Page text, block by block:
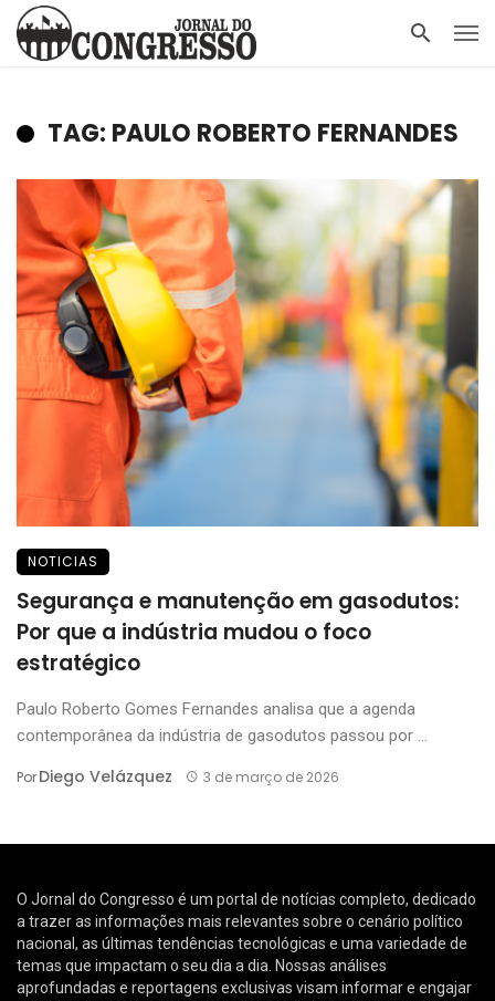
TAG: PAULO ROBERTO FERNANDES
NOTICIAS
Segurança e manutenção em gasodutos:
Por que a indústria mudou o foco
estratégico
Paulo Roberto Gomes Fernandes analisa que a agenda
contemporânea da indústria de gasodutos passou por ...
PorDiego Velázquez 3 de março de 2026
O Jornal do Congresso é um portal de notícias completo, dedicado
a trazer as informações mais relevantes sobre o cenário político
nacional, as últimas tendências tecnológicas e uma variedade de
temas que impactam o seu dia a dia. Nossas análises
aprofundadas e reportagens exclusivas visam informar e engajar